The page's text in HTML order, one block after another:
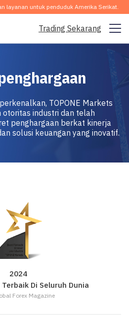
layanan untuk penduduk Amerika Serikat.
Trading Sekarang
Aplikasi Gratis
|
TOPONE Markets
otoritas industri dan telah
penghargaan berkat kinerja
solusi keuangan yang inovatif.
2024
Di Seluruh Dunia
Forex Magazine